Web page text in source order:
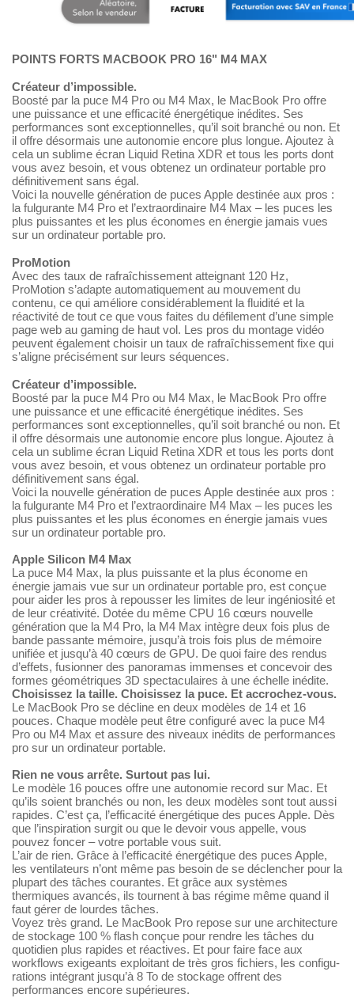
POINTS FORTS MACBOOK PRO 16" M4 MAX
Créateur d’impossible.
Boosté par la puce M4 Pro ou M4 Max, le MacBook Pro offre
une puissance et une efficacité énergétique inédites. Ses
performances sont exceptionnelles, qu’il soit branché ou non. Et
il offre désormais une autonomie encore plus longue. Ajoutez à
cela un sublime écran Liquid Retina XDR et tous les ports dont
vous avez besoin, et vous obtenez un ordinateur portable pro
définitivement sans égal.
Voici la nouvelle génération de puces Apple destinée aux pros :
la fulgurante M4 Pro et l’extraordinaire M4 Max – les puces les
plus puissantes et les plus économes en énergie jamais vues
sur un ordinateur portable pro.
ProMotion
Avec des taux de rafraîchissement atteignant 120 Hz,
ProMotion s’adapte automati­quement au mouvement du
contenu, ce qui améliore considé­rablement la fluidité et la
réactivité de tout ce que vous faites du défilement d’une simple
page web au gaming de haut vol. Les pros du montage vidéo
peuvent également choisir un taux de rafraî­­chisse­ment fixe qui
s’aligne précisément sur leurs séquences.
Créateur d’impossible.
Boosté par la puce M4 Pro ou M4 Max, le MacBook Pro offre
une puissance et une efficacité énergétique inédites. Ses
performances sont exceptionnelles, qu’il soit branché ou non. Et
il offre désormais une autonomie encore plus longue. Ajoutez à
cela un sublime écran Liquid Retina XDR et tous les ports dont
vous avez besoin, et vous obtenez un ordinateur portable pro
définitivement sans égal.
Voici la nouvelle génération de puces Apple destinée aux pros :
la fulgurante M4 Pro et l’extraordinaire M4 Max – les puces les
plus puissantes et les plus économes en énergie jamais vues
sur un ordinateur portable pro.
Apple Silicon M4 Max
La puce M4 Max, la plus puissante et la plus économe en
énergie jamais vue sur un ordinateur portable pro, est conçue
pour aider les pros à repousser les limites de leur ingéniosité et
de leur créativité. Dotée du même CPU 16 cœurs nouvelle
génération que la M4 Pro, la M4 Max intègre deux fois plus de
bande passante mémoire, jusqu’à trois fois plus de mémoire
unifiée et jusqu’à 40 cœurs de GPU. De quoi faire des rendus
d’effets, fusionner des panoramas immenses et concevoir des
formes géométriques 3D spectaculaires à une échelle inédite.
Choisissez la taille. Choisissez la puce. Et accrochez-vous.
Le MacBook Pro se décline en deux modèles de 14 et 16
pouces. Chaque modèle peut être configuré avec la puce M4
Pro ou M4 Max et assure des niveaux inédits de performances
pro sur un ordinateur portable.
Rien ne vous arrête. Surtout pas lui.
Le modèle 16 pouces offre une autonomie record sur Mac. Et
qu’ils soient branchés ou non, les deux modèles sont tout aussi
rapides. C’est ça, l’effica­cité énergétique des puces Apple. Dès
que l’inspiration surgit ou que le devoir vous appelle, vous
pouvez foncer – votre portable vous suit.
L’air de rien. Grâce à l’efficacité énergétique des puces Apple,
les ventilateurs n’ont même pas besoin de se déclen­cher pour la
plupart des tâches courantes. Et grâce aux systèmes
thermiques avancés, ils tournent à bas régime même quand il
faut gérer de lourdes tâches.
Voyez très grand. Le MacBook Pro repose sur une architecture
de stockage 100 % flash conçue pour rendre les tâches du
quotidien plus rapides et réactives. Et pour faire face aux
workflows exigeants exploitant de très gros fichiers, les configu­
rations intégrant jusqu’à 8 To de stockage offrent des
performances encore supérieures.